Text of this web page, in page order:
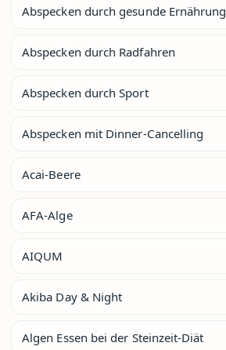
Abspecken durch gesunde Ernährung
Abspecken durch Radfahren
Abspecken durch Sport
Abspecken mit Dinner-Cancelling
Acai-Beere
AFA-Alge
AIQUM
Akiba Day & Night
Algen Essen bei der Steinzeit-Diät